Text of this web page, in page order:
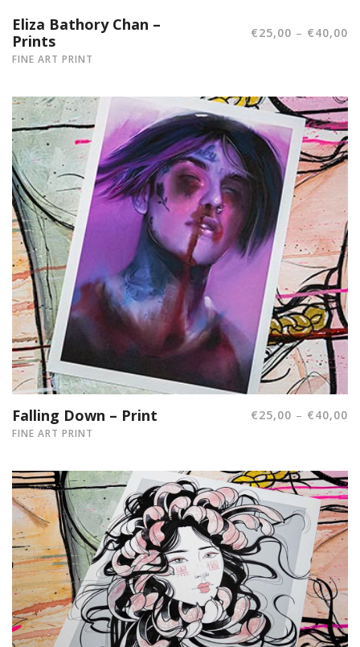
Eliza Bathory Chan –
Prints
€25,00 – €40,00
FINE ART PRINT
Falling Down – Print €25,00 – €40,00
FINE ART PRINT